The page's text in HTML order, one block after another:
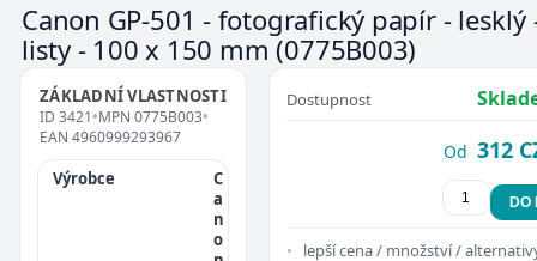
Canon GP-501 - fotografický papír - lesklý
listy - 100 x 150 mm(0775B003)
ZÁKLADNÍ VLASTNOSTI
ID 3421•MPN 0775B003•
EAN 4960999293967
Výrobce
C
a
n
o
Dostupnost
Od 312
DO
lepší cena / množství /